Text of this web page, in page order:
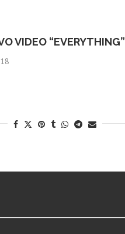
VIDEO “EVERYTHING”